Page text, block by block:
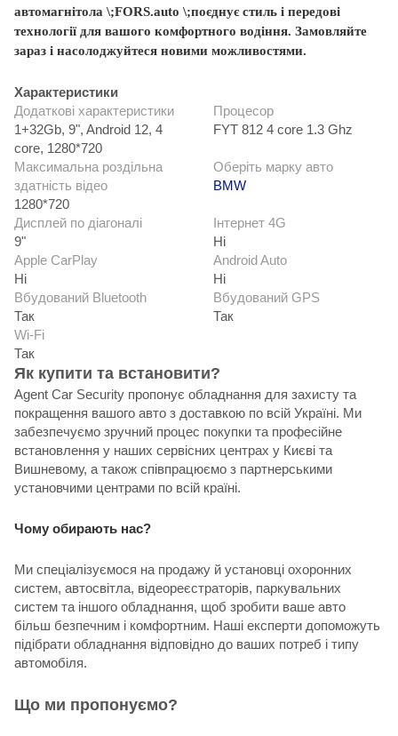
автомагнітола \;FORS.auto \;поєднуєстиль і передові
технологіїдля вашого комфортного водіння. Замовляйте
зараз і насолоджуйтеся новими можливостями.
Характеристики
Додаткові характеристики
1+32Gb, 9", Android 12, 4
core, 1280*720
Процесор
FYT 812 4 core 1.3 Ghz
Максимальна роздільна
здатність відео
1280*720
Оберіть марку авто
BMW
Дисплей по діагоналі
9"
Інтернет 4G
Ні
Apple CarPlay
Ні
Android Auto
Ні
Вбудований Bluetooth
Так
Вбудований GPS
Так
Wi-Fi
Так
Як купити та встановити?
Agent Car Security пропонує обладнання для захисту та
покращення вашого авто з доставкою по всій Україні. Ми
забезпечуємо зручний процес покупки та професійне
встановлення у наших сервісних центрах у Києві та
Вишневому, а також співпрацюємо з партнерськими
установчими центрами по всій країні.
Чому обирають нас?
Ми спеціалізуємося на продажу й установці охоронних
систем, автосвітла, відеореєстраторів, паркувальних
систем та іншого обладнання, щоб зробити ваше авто
більш безпечним і комфортним. Наші експерти допоможуть
підібрати обладнання відповідно до ваших потреб і типу
автомобіля.
Що ми пропонуємо?